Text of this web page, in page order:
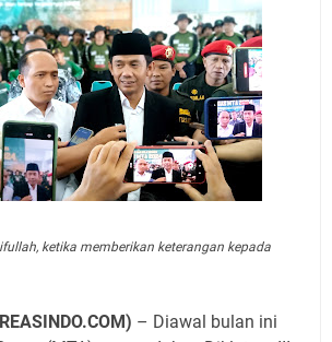
ketika memberikan keterangan kepada
– Diawal bulan ini